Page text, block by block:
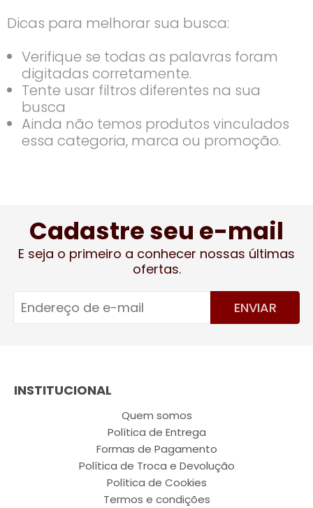
Dicas para melhorar sua busca:
Verifique se todas as palavras foram
digitadas corretamente.
Tente usar filtros diferentes na sua
busca
Ainda não temos produtos vinculados
essa categoria, marca ou promoção.
Cadastre seu e-mail
E seja o primeiro a conhecer nossas últimas
ofertas.
ENVIAR
INSTITUCIONAL
Quem somos
Política de Entrega
Formas de Pagamento
Política de Troca e Devolução
Política de Cookies
Termos e condições